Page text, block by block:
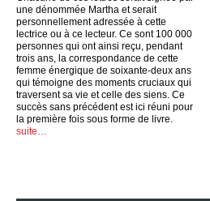
une dénommée Martha et serait
personnellement adressée à cette
lectrice ou à ce lecteur. Ce sont 100 000
personnes qui ont ainsi reçu, pendant
trois ans, la correspondance de cette
femme énergique de soixante-deux ans
qui témoigne des moments cruciaux qui
traversent sa vie et celle des siens. Ce
succès sans précédent est ici réuni pour
la première fois sous forme de livre.
suite…